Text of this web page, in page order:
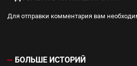
Для отправки комментария вам
БОЛЬШЕ ИСТОРИЙ